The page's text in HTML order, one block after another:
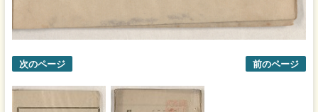
次のページ 前のページ